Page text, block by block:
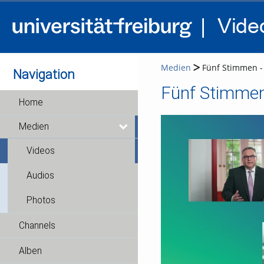
Navigation
Home
Medien
Videos
Audios
Photos
Channels
Alben
Medien Fünf Stimmen
Fünf